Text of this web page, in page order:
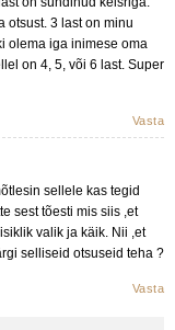
otsust. 3 last on minu
olema iga inimese oma
on 4, 5, või 6 last. Super
Vasta
sellele kas tegid
sest tõesti mis siis ,et
valik ja käik. Nii ,et
selliseid otsuseid teha ?
Vasta